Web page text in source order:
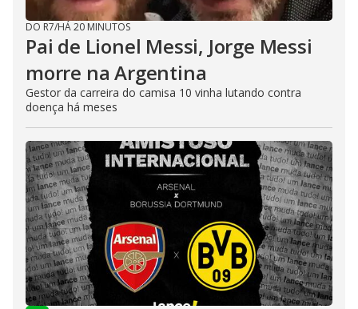
DO R7/HÁ 20 MINUTOS
Pai de Lionel Messi, Jorge Messi
morre na Argentina
Gestor da carreira do camisa 10 vinha lutando contra
doença há meses